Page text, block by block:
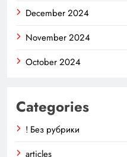
December 2024
November 2024
October 2024
Categories
! Без рубрики
articles